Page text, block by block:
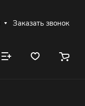
Заказать звонок